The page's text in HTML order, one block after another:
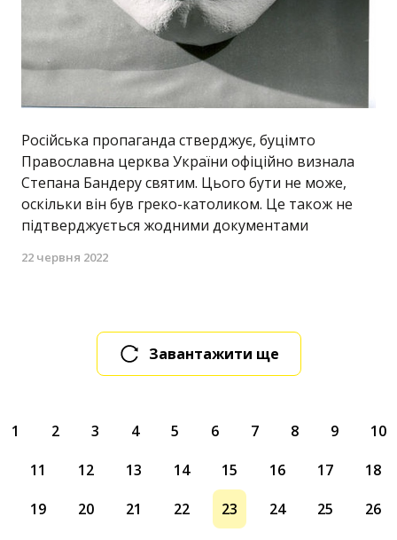
Російська пропаганда стверджує, буцімто
Православна церква України офіційно визнала
Степана Бандеру святим. Цього бути не може,
оскільки він був греко-католиком. Це також не
підтверджується жодними документами
22 червня 2022
Завантажити ще
1 2 3 4 5 6 7 8 9
10
11
12 13 14 15 16 17
18
19
20 21 22 23 24 25 26